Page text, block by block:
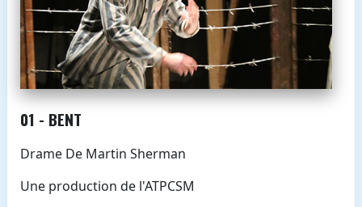
01 - BENT
Drame De Martin Sherman
Une production de l'ATPCSM